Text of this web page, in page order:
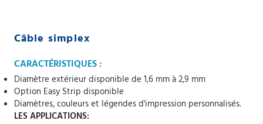
Câble simplex
CARACTÉRISTIQUES :
Diamètre extérieur disponible de 1,6 mm à 2,9 mm
Option Easy Strip disponible
Diamètres, couleurs et légendes d'impression personnalisés.
LES APPLICATIONS: